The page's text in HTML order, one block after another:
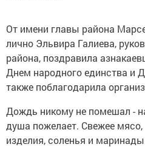
От имени главы района
лично Эльвира Галиева,
района, поздравила
Днем народного единства и
также поблагодарила
Дождь никому не помешал -
душа пожелает. Свежее
изделия, соленья и